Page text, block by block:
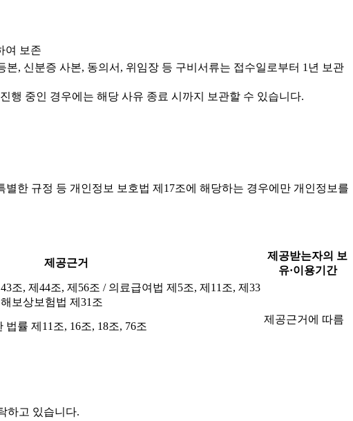
여 보존
, 신분증 사본, 동의서, 위임장 등 구비서류는 접수일로부터 1년 보관
행 중인 경우에는 해당 사유 종료 시까지 보관할 수 있습니다.
한 규정 등 개인정보 보호법 제17조에 해당하는 경우에만 개인정보를
제공근거
제공받는자의 보
유·이용기간
조, 제44조, 제56조 / 의료급여법 제5조, 제11조, 제33
보상보험법 제31조
제공근거에 따름
률 제11조, 16조, 18조, 76조
하고 있습니다.